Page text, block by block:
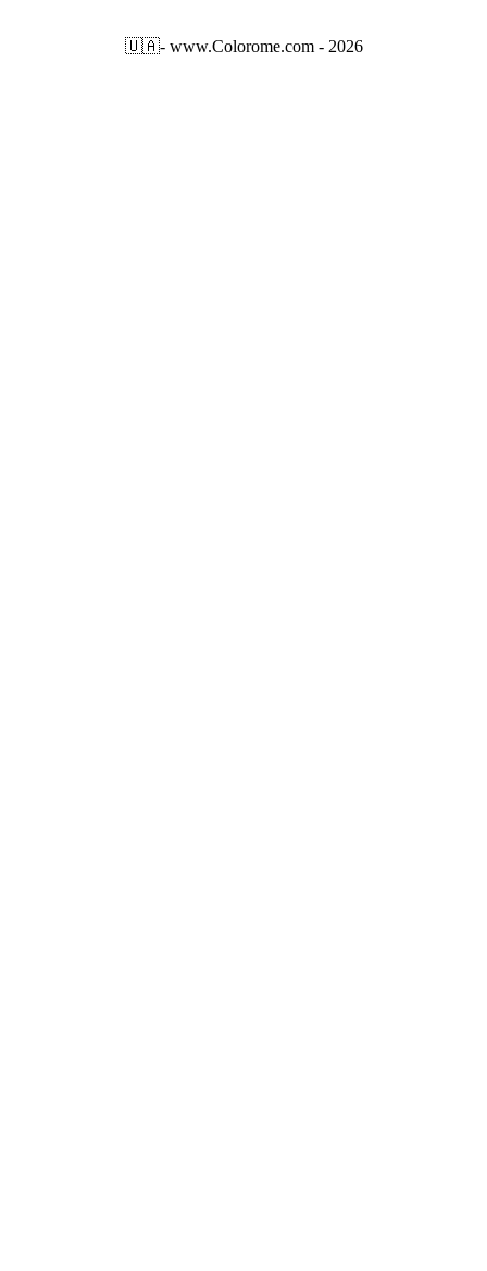
🇺🇦- www.Colorome.com - 2026